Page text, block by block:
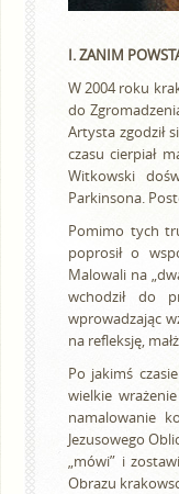
I. ZANIM
W 2004 roku
do
Artysta zgodził
czasu cierpiał
Witkowski
Parkinsona.
Pomimo tych
poprosił o
Malowali na
wchodził do
wprowadzając
na refleksję,
Po jakimś
wielkie
namalowanie
Jezusowego
„mówi” i
Obrazu